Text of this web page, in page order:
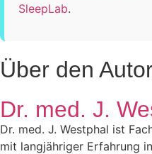
SleepLab.
Über den
Dr. med. J.
Dr. med. J. Westphal ist
mit langjähriger Erfahrung